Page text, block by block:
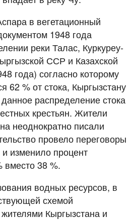
в вегетационный
1948 года
реки Талас, Куркуреу-
ССР и Казахской
года) согласно которому
62 % от стока, Кыргызстану
распределение стока
крестьян. Жители
неоднократно писали
провело переговоры
и изменило процент
вместо 38 %.
водных ресурсов, в
схемой
Кыргызстана и